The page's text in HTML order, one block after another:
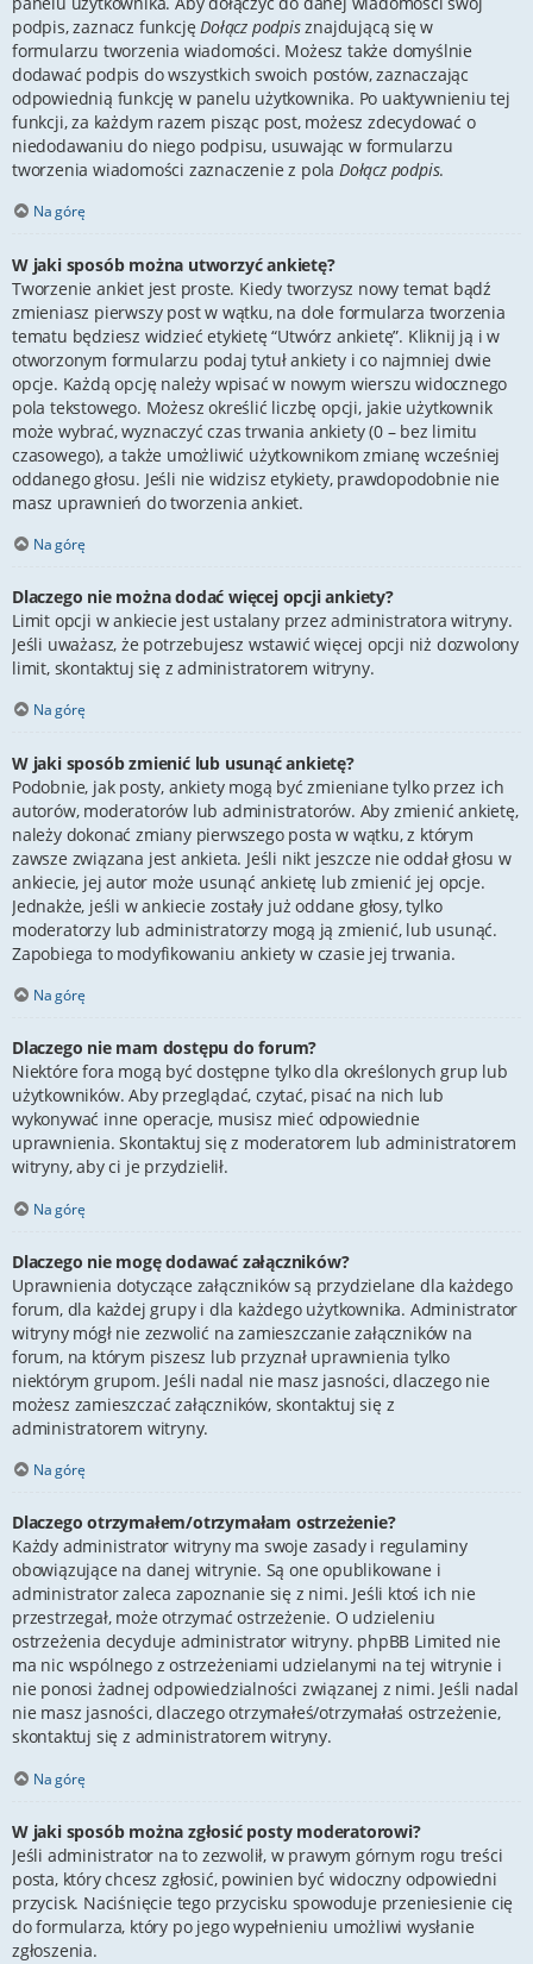
podpis, zaznacz funkcjęDołącz podpisznajdującą się w
formularzu tworzenia wiadomości. Możesz także domyślnie
dodawać podpis do wszystkich swoich postów, zaznaczając
odpowiednią funkcję w panelu użytkownika. Po uaktywnieniu tej
funkcji, za każdym razem pisząc post, możesz zdecydować o
niedodawaniu do niego podpisu, usuwając w formularzu
tworzenia wiadomości zaznaczenie z polaDołącz podpis.
Na górę
W jaki sposób można utworzyć ankietę?
Tworzenie ankiet jest proste. Kiedy tworzysz nowy temat bądź
zmieniasz pierwszy post w wątku, na dole formularza tworzenia
tematu będziesz widzieć etykietę “Utwórz ankietę”. Kliknij ją i w
otworzonym formularzu podaj tytuł ankiety i co najmniej dwie
opcje. Każdą opcję należy wpisać w nowym wierszu widocznego
pola tekstowego. Możesz określić liczbę opcji, jakie użytkownik
może wybrać, wyznaczyć czas trwania ankiety (0 – bez limitu
czasowego), a także umożliwić użytkownikom zmianę wcześniej
oddanego głosu. Jeśli nie widzisz etykiety, prawdopodobnie nie
masz uprawnień do tworzenia ankiet.
Na górę
Dlaczego nie można dodać więcej opcji ankiety?
Limit opcji w ankiecie jest ustalany przez administratora witryny.
Jeśli uważasz, że potrzebujesz wstawić więcej opcji niż dozwolony
limit, skontaktuj się z administratorem witryny.
Na górę
W jaki sposób zmienić lub usunąć ankietę?
Podobnie, jak posty, ankiety mogą być zmieniane tylko przez ich
autorów, moderatorów lub administratorów. Aby zmienić ankietę,
należy dokonać zmiany pierwszego posta w wątku, z którym
zawsze związana jest ankieta. Jeśli nikt jeszcze nie oddał głosu w
ankiecie, jej autor może usunąć ankietę lub zmienić jej opcje.
Jednakże, jeśli w ankiecie zostały już oddane głosy, tylko
moderatorzy lub administratorzy mogą ją zmienić, lub usunąć.
Zapobiega to modyfikowaniu ankiety w czasie jej trwania.
Na górę
Dlaczego nie mam dostępu do forum?
Niektóre fora mogą być dostępne tylko dla określonych grup lub
użytkowników. Aby przeglądać, czytać, pisać na nich lub
wykonywać inne operacje, musisz mieć odpowiednie
uprawnienia. Skontaktuj się z moderatorem lub administratorem
witryny, aby ci je przydzielił.
Na górę
Dlaczego nie mogę dodawać załączników?
Uprawnienia dotyczące załączników są przydzielane dla każdego
forum, dla każdej grupy i dla każdego użytkownika. Administrator
witryny mógł nie zezwolić na zamieszczanie załączników na
forum, na którym piszesz lub przyznał uprawnienia tylko
niektórym grupom. Jeśli nadal nie masz jasności, dlaczego nie
możesz zamieszczać załączników, skontaktuj się z
administratorem witryny.
Na górę
Dlaczego otrzymałem/otrzymałam ostrzeżenie?
Każdy administrator witryny ma swoje zasady i regulaminy
obowiązujące na danej witrynie. Są one opublikowane i
administrator zaleca zapoznanie się z nimi. Jeśli ktoś ich nie
przestrzegał, może otrzymać ostrzeżenie. O udzieleniu
ostrzeżenia decyduje administrator witryny. phpBB Limited nie
ma nic wspólnego z ostrzeżeniami udzielanymi na tej witrynie i
nie ponosi żadnej odpowiedzialności związanej z nimi. Jeśli nadal
nie masz jasności, dlaczego otrzymałeś/otrzymałaś ostrzeżenie,
skontaktuj się z administratorem witryny.
Na górę
W jaki sposób można zgłosić posty moderatorowi?
Jeśli administrator na to zezwolił, w prawym górnym rogu treści
posta, który chcesz zgłosić, powinien być widoczny odpowiedni
przycisk. Naciśnięcie tego przycisku spowoduje przeniesienie cię
do formularza, który po jego wypełnieniu umożliwi wysłanie
zgłoszenia.